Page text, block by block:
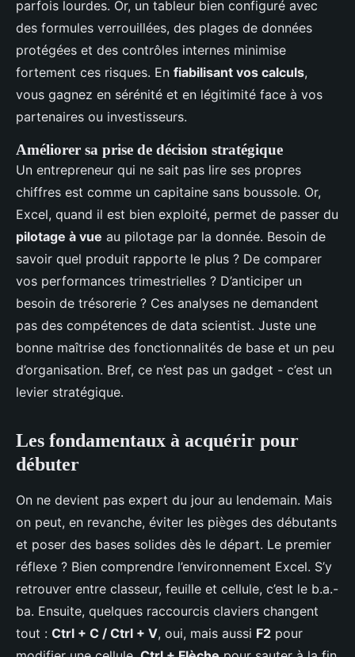
parfois lourdes. Or, un tableur bien configuré avec
des formules verrouillées, des plages de données
protégées et des contrôles internes minimise
fortement ces risques. En fiabilisant vos calculs,
vous gagnez en sérénité et en légitimité face à vos
partenaires ou investisseurs.
Améliorer sa prise de décision stratégique
Un entrepreneur qui ne sait pas lire ses propres
chiffres est comme un capitaine sans boussole. Or,
Excel, quand il est bien exploité, permet de passer du
pilotage à vue au pilotage par la donnée. Besoin de
savoir quel produit rapporte le plus ? De comparer
vos performances trimestrielles ? D’anticiper un
besoin de trésorerie ? Ces analyses ne demandent
pas des compétences de data scientist. Juste une
bonne maîtrise des fonctionnalités de base et un peu
d’organisation. Bref, ce n’est pas un gadget - c’est un
levier stratégique.
Les fondamentaux à acquérir pour
débuter
On ne devient pas expert du jour au lendemain. Mais
on peut, en revanche, éviter les pièges des débutants
et poser des bases solides dès le départ. Le premier
réflexe ? Bien comprendre l’environnement Excel. S’y
retrouver entre classeur, feuille et cellule, c’est le b.a.-
ba. Ensuite, quelques raccourcis claviers changent
tout : Ctrl + C / Ctrl + V, oui, mais aussi F2 pour